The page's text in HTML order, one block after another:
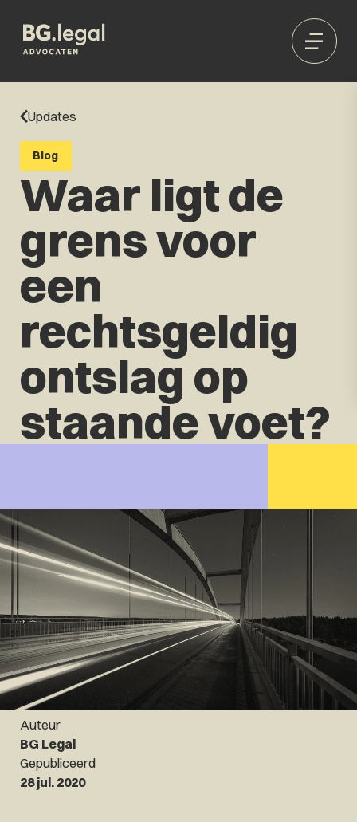
Updates
Blog
Waar ligt de
grens voor
een
rechtsgeldig
ontslag op
staande voet?
Auteur
BG Legal
Gepubliceerd
28 jul. 2020